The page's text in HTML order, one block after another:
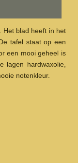
Het blad heeft in het
tafel staat op een
een mooi geheel is
lagen hardwaxolie,
notenkleur.